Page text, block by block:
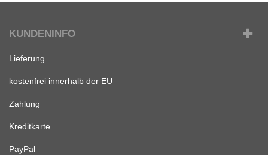
KUNDENINFO
Lieferung
kostenfrei innerhalb der EU
Zahlung
Kreditkarte
PayPal